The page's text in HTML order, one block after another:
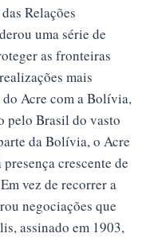
Relações
uma série de
as fronteiras
mais
Acre com a Bolívia,
pelo Brasil do vasto
da Bolívia, o Acre
crescente de
vez de recorrer a
negociações que
assinado em 1903,